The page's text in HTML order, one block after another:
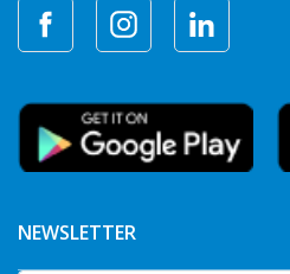
NEWSLETTER